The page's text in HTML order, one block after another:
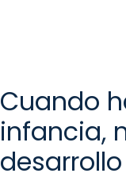
Cuando
infancia,